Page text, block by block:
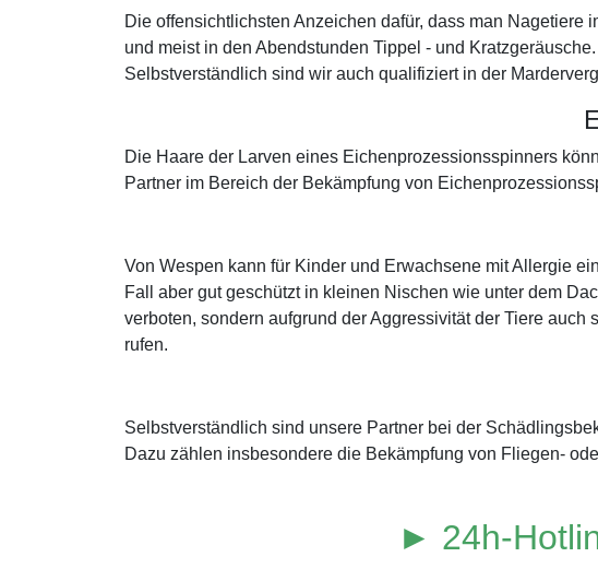
Die offensichtlichsten Anzeichen dafür, dass man
und meist in den Abendstunden Tippel - und
Selbstverständlich sind wir auch qualifiziert in der
Die Haare der Larven eines Eichenprozessionsspinners
Partner im Bereich der Bekämpfung von
Von Wespen kann für Kinder und Erwachsene mit Allergie
Fall aber gut geschützt in kleinen Nischen wie unter dem
verboten, sondern aufgrund der Aggressivität der Tiere
rufen.
Selbstverständlich sind unsere Partner bei der
Dazu zählen insbesondere die Bekämpfung von Fliegen-
► 24h-